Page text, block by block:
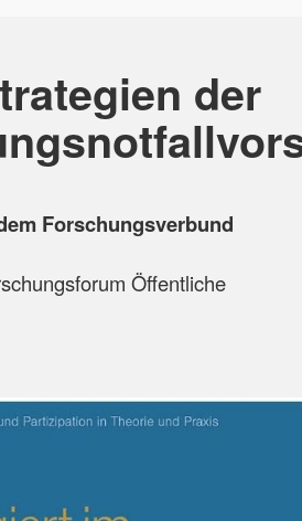
der
Forschungsverbund
Öffentliche